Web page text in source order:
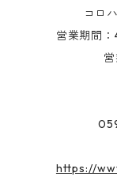
コロ
営業期間：
https://